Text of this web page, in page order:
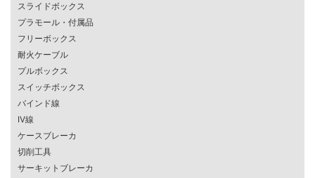
スライドボックス
プラモール・付属品
フリーボックス
耐火ケーブル
プルボックス
スイッチボックス
バインド線
IV線
ケースブレーカ
切削工具
サーキットブレーカ